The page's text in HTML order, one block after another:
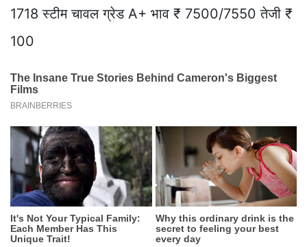
1718 स्टीम चावल ग्रेड A+ भाव ₹ 7500/7550 तेजी ₹
100